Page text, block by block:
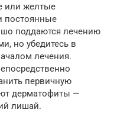
или желтые
постоянные
поддаются лечению
но убедитесь в
лечения.
первичную
дерматофиты —
лишай.